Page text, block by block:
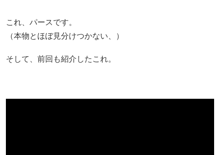
これ、パースです。
（本物とほぼ見分けつかない、）
そして、前回も紹介したこれ。